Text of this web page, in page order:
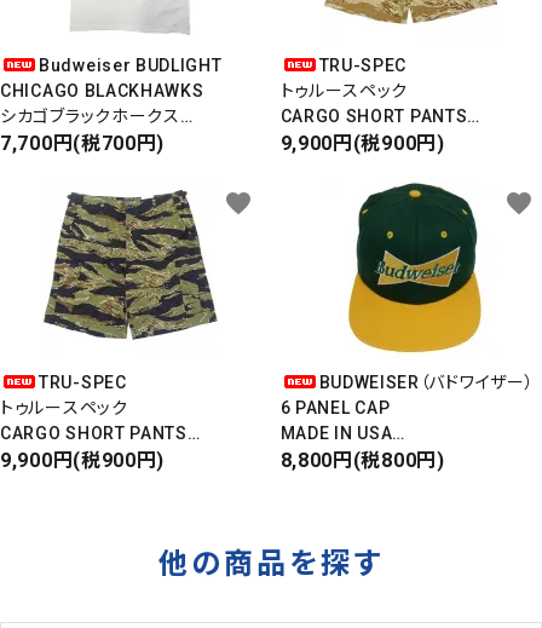
Budweiser BUDLIGHT
CHICAGO BLACKHAWKS
シカゴブラックホークス
半袖Tシャツ
7,700円(税700円)
TRU-SPEC
トゥルースペック
CARGO SHORT PANTS
カーゴショートパンツ
タイガーカモ
9,900円(税900円)
TRU-SPEC
トゥルースペック
CARGO SHORT PANTS
カーゴショートパンツ
9,900円(税900円)
favorite
BUDWEISER（バドワイザー）
6 PANEL CAP
MADE IN USA
Front Design
8,800円(税800円)
favorite
他の商品を探す